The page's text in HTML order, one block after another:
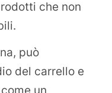
che non
può
del carrello e